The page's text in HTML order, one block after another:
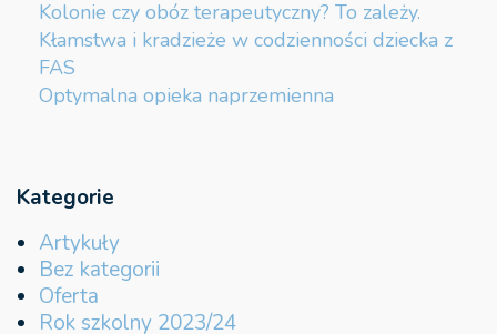
Kolonie czy obóz terapeutyczny? To zależy.
Kłamstwa i kradzieże w codzienności dziecka z
FAS
Optymalna opieka naprzemienna
Kategorie
Artykuły
Bez kategorii
Oferta
Rok szkolny 2023/24